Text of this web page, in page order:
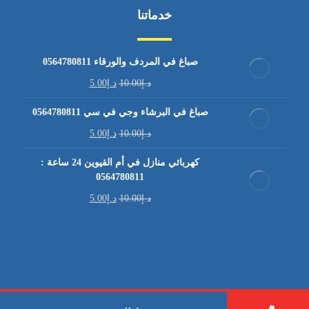
خدماتنا
صباغ في المردف والورقاء 0564780811
د.إ10.00 د.إ5.00
صباغ في البرشاء وجي في سي 0564780811
د.إ10.00 د.إ5.00
كهربائي منازل في أم القيوين 24 ساعة :
0564780811
د.إ10.00 د.إ5.00